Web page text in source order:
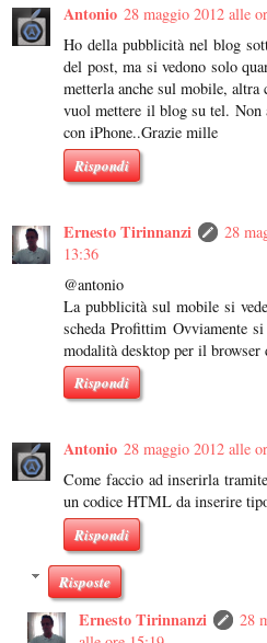
Antonio 28 maggio 2012 alle
Ho della pubblicità nel blog
del post, ma si vedono solo
metterla anche sul mobile, altra
vuol mettere il blog su tel. Non
con iPhone..Grazie mille
Rispondi
Ernesto Tirinnanzi
28
13:36
@antonio
La pubblicità sul mobile si
scheda Profittim Ovviamente
modalità desktop per il browser
Rispondi
Antonio 28 maggio 2012 alle
Come faccio ad inserirla
un codice HTML da inserire
Rispondi
Risposte
Ernesto Tirinnanzi
28